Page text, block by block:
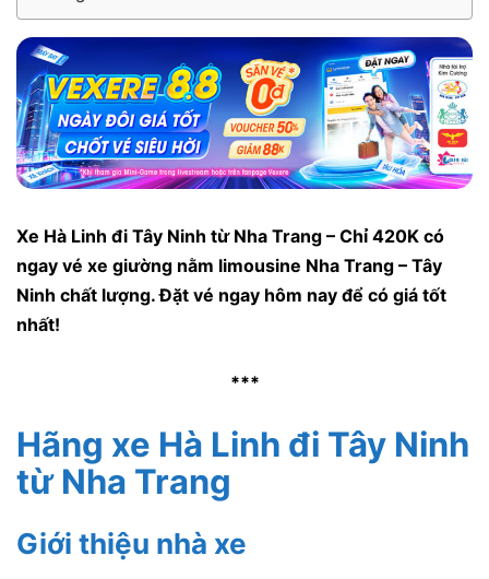
Xe Hà Linh đi Tây Ninh từ Nha Trang – Chỉ 420K có
ngay vé xe giường nằm limousine Nha Trang – Tây
Ninh chất lượng. Đặt vé ngay hôm nay để có giá tốt
nhất!
***
Hãng xe Hà Linh đi Tây Ninh
từ Nha Trang
Giới thiệu nhà xe